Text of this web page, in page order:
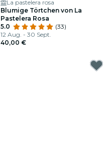
La pastelera rosa
Blumige Törtchen von La
Pastelera Rosa
5.0
(33)
12 Aug. - 30 Sept.
40,00 €